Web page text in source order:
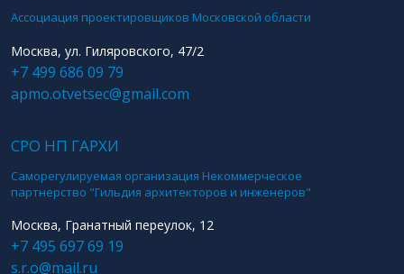
Ассоциация проектировщиков Московской области
Москва, ул. Гиляровского, 47/2
+7 499 686 09 79
apmo.otvetsec@gmail.com
СРО НП ГАРХИ
Саморегулируемая организация Некоммерческое
партнерство "Гильдия архитекторов и инженеров"
Москва, Гранатный переулок, 12
+7 495 697 69 19
s.r.o@mail.ru